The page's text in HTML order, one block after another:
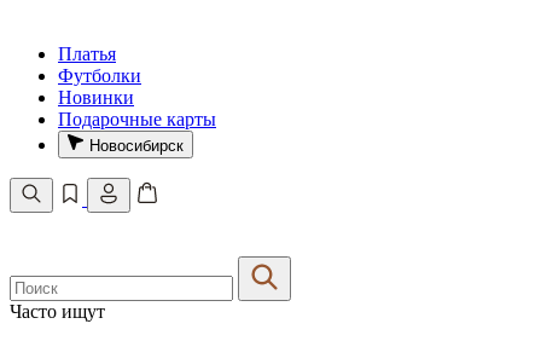
Платья
Футболки
Новинки
Подарочные карты
Новосибирск
Часто ищут